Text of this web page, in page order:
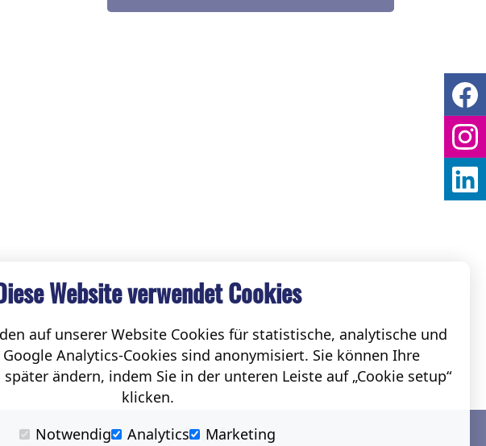
Social
Website verwendet Cookies
auf unserer Website Cookies für statistische, analytische und
Analytics-Cookies sind anonymisiert. Sie können Ihre
ändern, indem Sie in der unteren Leiste auf „Cookie setup“
klicken.
Notwendig
Analytics Marketing